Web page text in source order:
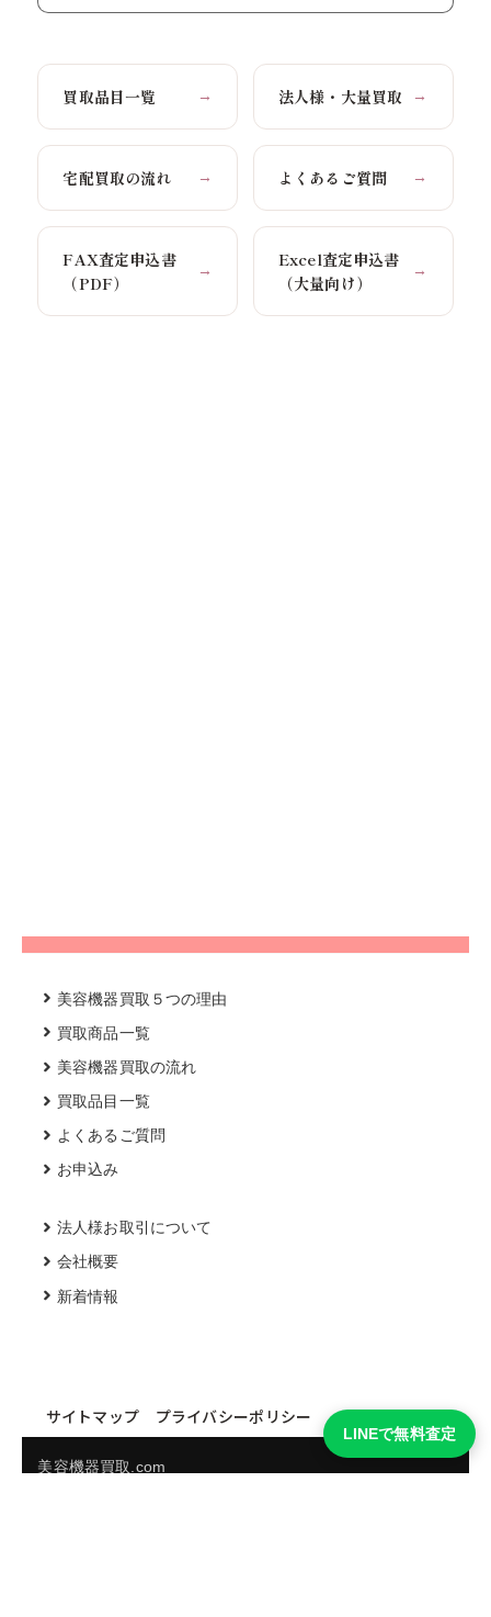
買取品目一覧 → 法人様・大量買取 →
宅配買取の流れ → よくあるご質問 →
FAX査定申込書
（PDF）
→
Excel査定申込書
（大量向け）
→
美容機器買取５つの理由
買取商品一覧
美容機器買取の流れ
買取品目一覧
よくあるご質問
お申込み
法人様お取引について
会社概要
新着情報
サイトマップ プライバシーポリシー
美容機器買取.com
LINEで無料査定